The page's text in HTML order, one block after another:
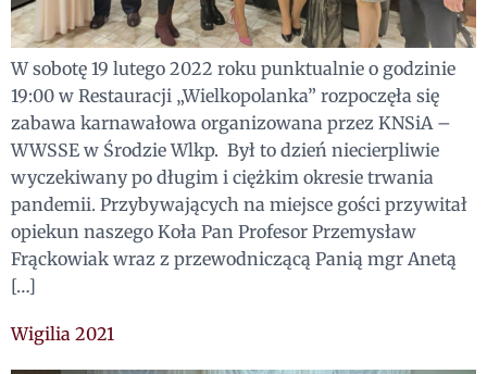
W sobotę 19 lutego 2022 roku punktualnie o godzinie
19:00 w Restauracji „Wielkopolanka” rozpoczęła się
zabawa karnawałowa organizowana przez KNSiA –
WWSSE w Środzie Wlkp. Był to dzień niecierpliwie
wyczekiwany po długim i ciężkim okresie trwania
pandemii. Przybywających na miejsce gości przywitał
opiekun naszego Koła Pan Profesor Przemysław
Frąckowiak wraz z przewodniczącą Panią mgr Anetą
[…]
Wigilia 2021